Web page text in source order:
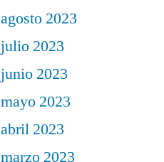
agosto 2023
julio 2023
junio 2023
mayo 2023
abril 2023
marzo 2023